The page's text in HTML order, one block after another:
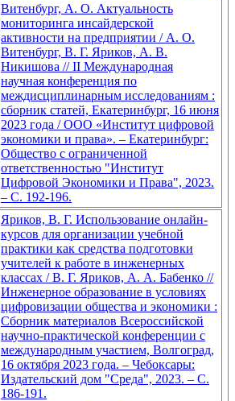
Витенбург, А. О. Актуальность
мониторинга инсайдерской
активности на предприятии / А. О.
Витенбург, В. Г. Яриков, А. В.
Никишова // II Международная
научная конференция по
междисциплинарным исследованиям :
сборник статей, Екатеринбург, 16 июня
2023 года / ООО «Институт цифровой
экономики и права». – Екатеринбург:
Общество с ограниченной
ответственностью "Институт
Цифровой Экономики и Права", 2023.
– С. 192-196.
Яриков, В. Г. Использование онлайн-
курсов для организации учебной
практики как средства подготовки
учителей к работе в инженерных
классах / В. Г. Яриков, А. А. Бабенко //
Инженерное образование в условиях
цифровизации общества и экономики :
Сборник материалов Всероссийской
научно-практической конференции с
международным участием, Волгоград,
16 октября 2023 года. – Чебоксары:
Издательский дом "Среда", 2023. – С.
186-191.